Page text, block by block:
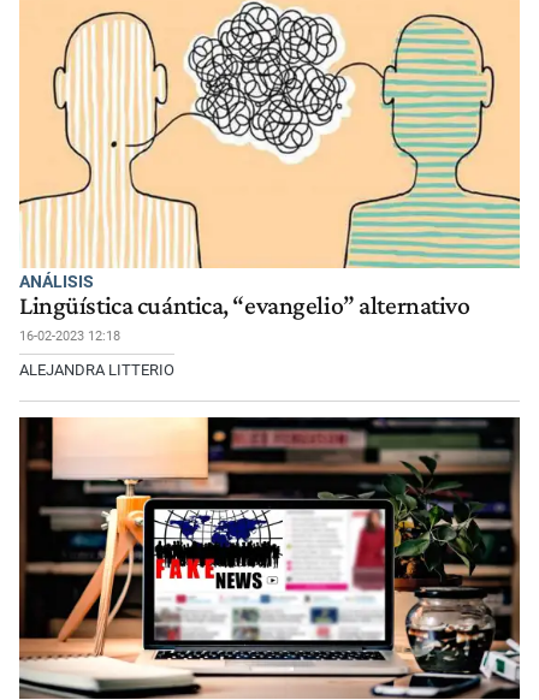
ANÁLISIS
Lingüística cuántica, “evangelio” alternativo
16-02-2023 12:18
ALEJANDRA LITTERIO